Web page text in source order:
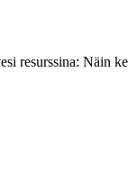
resurssina: Näin